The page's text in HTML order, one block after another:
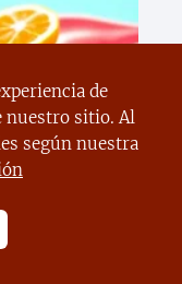
del
tu
de
nuestro sitio. Al
según nuestra